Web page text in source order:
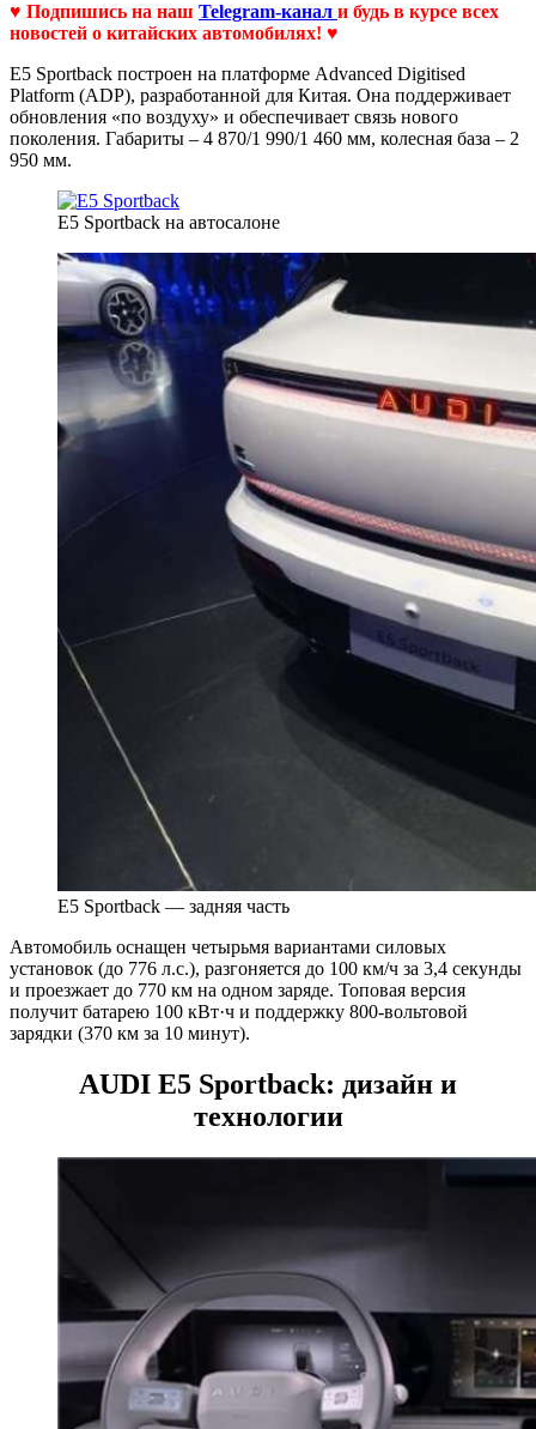
♥ Подпишись на наш Telegram-канал и будь в курсе всех
новостей о китайских автомобилях! ♥
E5 Sportback построен на платформе Advanced Digitised
Platform (ADP), разработанной для Китая. Она поддерживает
обновления «по воздуху» и обеспечивает связь нового
поколения. Габариты – 4 870/1 990/1 460 мм, колесная база – 2
950 мм.
E5 Sportback на автосалоне
E5 Sportback — задняя часть
Автомобиль оснащен четырьмя вариантами силовых
установок (до 776 л.с.), разгоняется до 100 км/ч за 3,4 секунды
и проезжает до 770 км на одном заряде. Топовая версия
получит батарею 100 кВт·ч и поддержку 800-вольтовой
зарядки (370 км за 10 минут).
AUDI E5 Sportback: дизайн и
технологии